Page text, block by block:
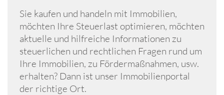
Sie kaufen und handeln mit Immobilien,
möchten Ihre Steuerlast optimieren, möchten
aktuelle und hilfreiche Informationen zu
steuerlichen und rechtlichen Fragen rund um
Ihre Immobilien, zu Fördermaßnahmen, usw.
erhalten? Dann ist unser Immobilienportal
der richtige Ort.